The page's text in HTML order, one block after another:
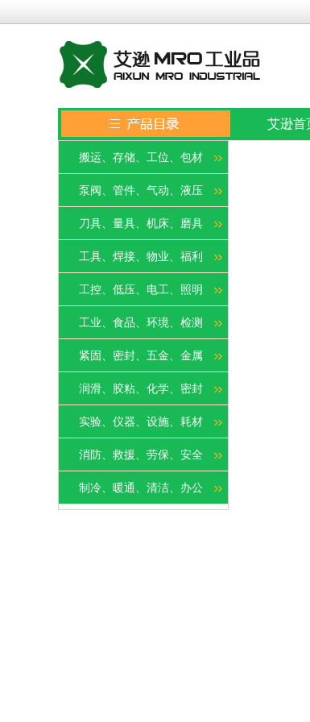
艾逊首
搬运、存储、工位、包材
泵阀、管件、气动、液压
刀具、量具、机床、磨具
工具、焊接、物业、福利
工控、低压、电工、照明
工业、食品、环境、检测
紧固、密封、五金、金属
润滑、胶粘、化学、密封
实验、仪器、设施、耗材
消防、救援、劳保、安全
制冷、暖通、清洁、办公